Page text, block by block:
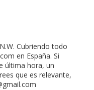
Cubriendo todo
en España. Si
última hora, un
que es relevante,